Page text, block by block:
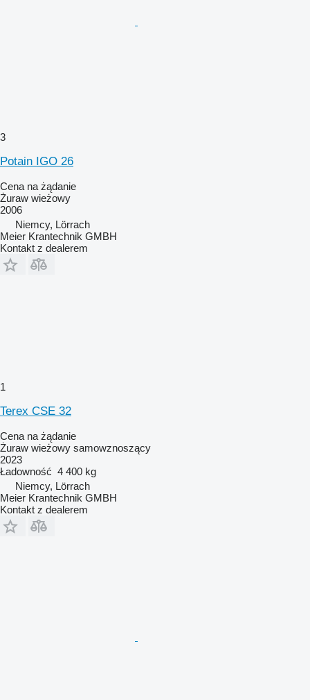
3
Potain IGO 26
Cena na żądanie
Żuraw wieżowy
2006
Niemcy, Lörrach
Meier Krantechnik GMBH
Kontakt z dealerem
1
Terex CSE 32
Cena na żądanie
Żuraw wieżowy samowznoszący
2023
Ładowność 4 400 kg
Niemcy, Lörrach
Meier Krantechnik GMBH
Kontakt z dealerem